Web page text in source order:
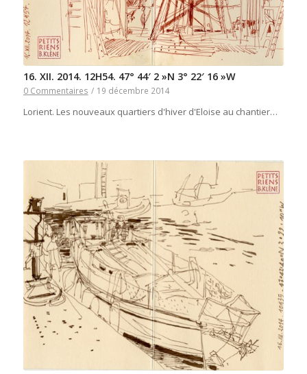
16. XII. 2014. 12H54. 47° 44′ 2 »N 3° 22′ 16 »W
0 Commentaires / 19 décembre 2014
Lorient. Les nouveaux quartiers d'hiver d'Eloise au chantier…